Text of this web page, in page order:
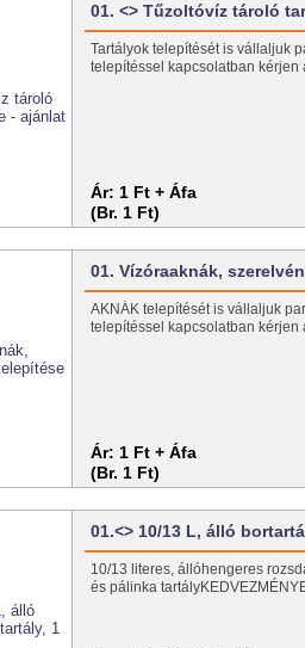
01. <> Tűzoltóvíz tároló
Tartályok telepítését is vállaljuk
telepítéssel kapcsolatban
Ár: 1 Ft + Áfa
(Br. 1 Ft)
01. Vízóraaknák,
AKNÁK telepítését is vállaljuk
telepítéssel kapcsolatban
Ár: 1 Ft + Áfa
(Br. 1 Ft)
01.<> 10/13 L, álló
10/13 literes, állóhengeres
és pálinka